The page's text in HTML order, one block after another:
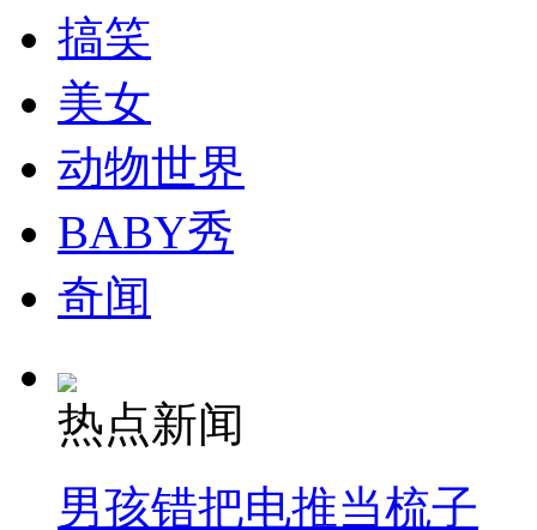
纽约上演“枕头大战”
司机酒驾遇交警 急速倒车逃窜
搞笑
美女
动物世界
BABY秀
奇闻
热点新闻
男孩错把电推当梳子